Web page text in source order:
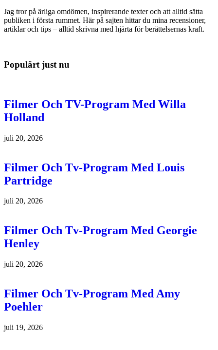
Jag tror på ärliga omdömen, inspirerande texter och att alltid sätta
publiken i första rummet. Här på sajten hittar du mina recensioner,
artiklar och tips – alltid skrivna med hjärta för berättelsernas kraft.
Populärt just nu
Filmer Och TV-Program Med Willa
Holland
juli 20, 2026
Filmer Och Tv-Program Med Louis
Partridge
juli 20, 2026
Filmer Och Tv-Program Med Georgie
Henley
juli 20, 2026
Filmer Och Tv-Program Med Amy
Poehler
juli 19, 2026